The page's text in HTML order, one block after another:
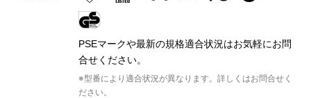
PSEマークや最新の規格適合状況はお気軽にお問
合せください。
※型番により適合状況が異なります。詳しくはお問合せく
ださい。